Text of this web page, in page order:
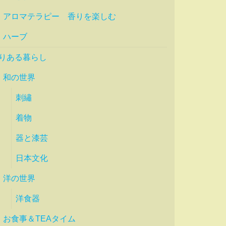
アロマテラピー 香りを楽しむ
ハーブ
ある暮らし
和の世界
刺繡
着物
器と漆芸
日本文化
洋の世界
洋食器
お食事＆TEAタイム